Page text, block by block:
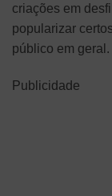
criações em
popularizar
público em geral.
Publicidade